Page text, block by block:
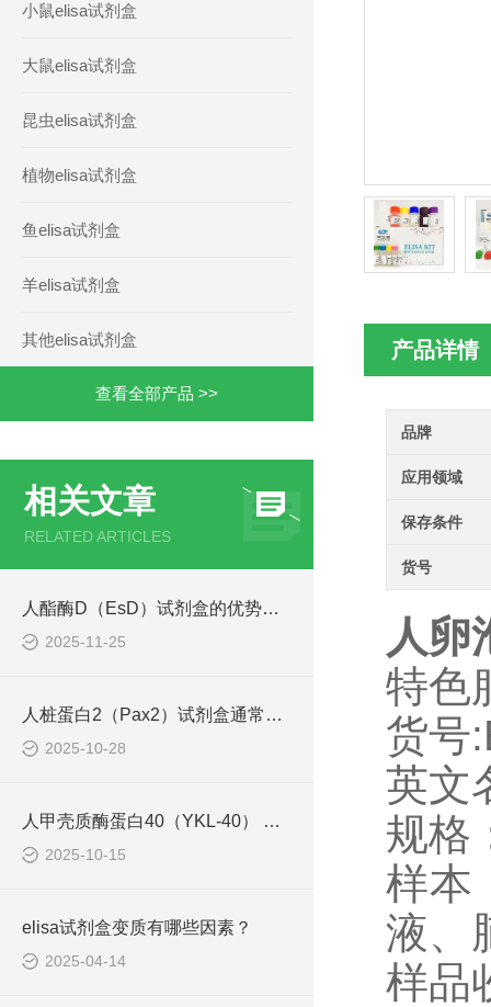
小鼠elisa试剂盒
大鼠elisa试剂盒
昆虫elisa试剂盒
植物elisa试剂盒
鱼elisa试剂盒
羊elisa试剂盒
其他elisa试剂盒
查看全部产品 >>
相关文章
RELATED ARTICLES
人酯酶D（EsD）试剂盒的优势主要体现在这些方面！
2025-11-25
人桩蛋白2（Pax2）试剂盒通常采用了酶联免疫吸附试验技术
2025-10-28
人甲壳质酶蛋白40（YKL-40） ELISA检测试剂盒说明书
2025-10-15
elisa试剂盒变质有哪些因素？
2025-04-14
产品详情
品牌
应用领域
保存条件
货号
人卵
特色
货号
英文
规格
样本
液、
样品